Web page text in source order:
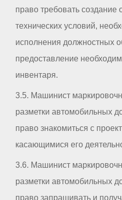
право требовать создание
технических условий,
исполнения должностных
предоставление
инвентаря.
3.5. Машинист
разметки автомобильных
право знакомиться с
касающимися его
3.6. Машинист
разметки автомобильных
право запрашивать и